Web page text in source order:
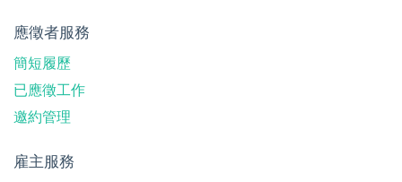
應徵者服務
簡短履歷
已應徵工作
邀約管理
雇主服務